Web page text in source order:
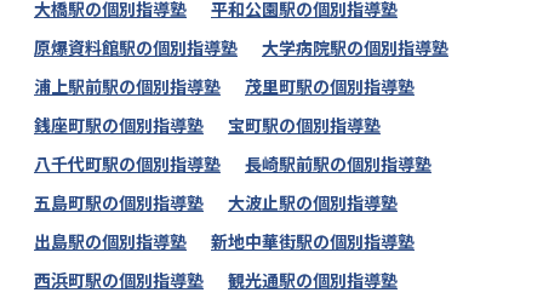
大橋駅の個別指導塾
平和公園駅の個別指導塾
原爆資料館駅の個別指導塾
大学病院駅の個別指導塾
浦上駅前駅の個別指導塾
茂里町駅の個別指導塾
銭座町駅の個別指導塾
宝町駅の個別指導塾
八千代町駅の個別指導塾
長崎駅前駅の個別指導塾
五島町駅の個別指導塾
大波止駅の個別指導塾
出島駅の個別指導塾
新地中華街駅の個別指導塾
西浜町駅の個別指導塾
観光通駅の個別指導塾